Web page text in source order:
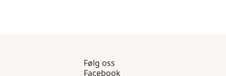
Følg oss
Facebook